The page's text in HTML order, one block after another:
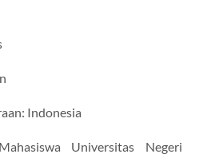
Indonesia
Universitas Negeri